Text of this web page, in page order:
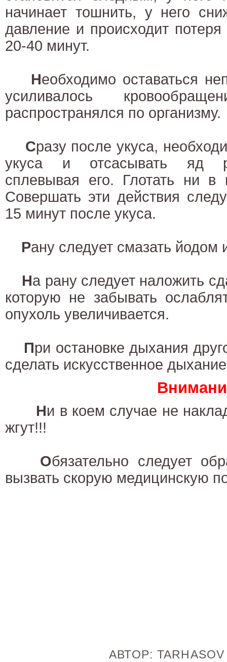
начинает тошнить, у него
давление и происходит
20-40 минут.
Необходимо оставаться
усиливалось
распространялся по организму.
Сразу после укуса,
укуса и отсасывать яд
сплевывая его. Глотать ни в
Совершать эти действия
15 минут после укуса.
Рану следует смазать йодом
На рану следует наложить
которую не забывать
опухоль увеличивается.
При остановке дыхания
сделать искусственное
Ни в коем случае не
жгут!!!
Обязательно следует
вызвать скорую медицинскую
АВТОР: